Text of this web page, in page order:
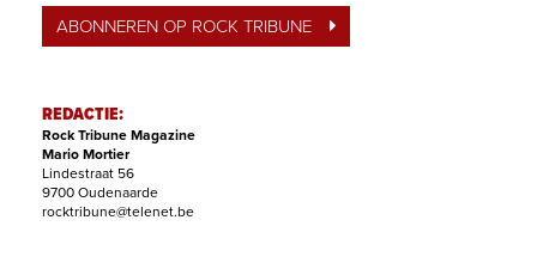
ABONNEREN OP ROCK TRIBUNE
REDACTIE:
Rock Tribune Magazine
Mario Mortier
Lindestraat 56
9700 Oudenaarde
rocktribune@telenet.be